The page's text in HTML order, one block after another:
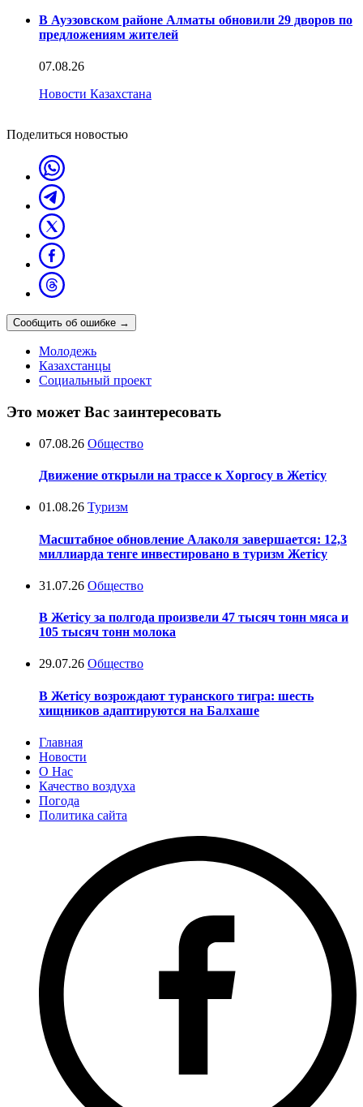
В Ауэзовском районе Алматы обновили 29 дворов по
предложениям жителей
07.08.26
Новости Казахстана
Поделиться новостью
Сообщить об ошибке →
Молодежь
Казахстанцы
Социальный проект
Это может Вас заинтересовать
07.08.26 Общество
Движение открыли на трассе к Хоргосу в Жетісу
01.08.26 Туризм
Масштабное обновление Алаколя завершается: 12,3
миллиарда тенге инвестировано в туризм Жетісу
31.07.26 Общество
В Жетісу за полгода произвели 47 тысяч тонн мяса и
105 тысяч тонн молока
29.07.26 Общество
В Жетісу возрождают туранского тигра: шесть
хищников адаптируются на Балхаше
Главная
Новости
О Нас
Качество воздуха
Погода
Политика сайта